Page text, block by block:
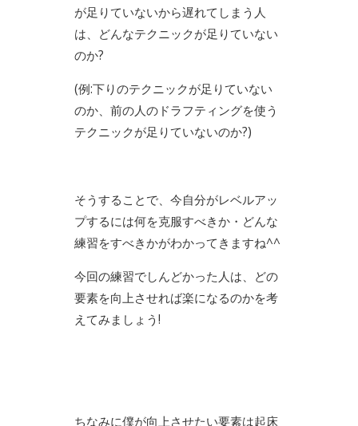
が足りていないから遅れてしまう人
は、どんなテクニックが足りていない
のか?
(例:下りのテクニックが足りていない
のか、前の人のドラフティングを使う
テクニックが足りていないのか?)
そうすることで、今自分がレベルアッ
プするには何を克服すべきか・どんな
練習をすべきかがわかってきますね^^
今回の練習でしんどかった人は、どの
要素を向上させれば楽になるのかを考
えてみましょう!
ちなみに僕が向上させたい要素は起床